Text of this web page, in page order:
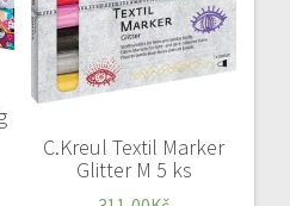
C.Kreul Textil Marker
Glitter M 5 ks